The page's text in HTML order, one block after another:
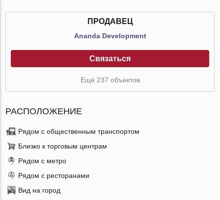
ПРОДАВЕЦ
Ananda Development
Связаться
Ещё 237 объектов
РАСПОЛОЖЕНИЕ
Рядом с общественным транспортом
Близко к торговым центрам
Рядом с метро
Рядом с ресторанами
Вид на город